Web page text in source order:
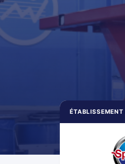
ÉTABLISSEMENT